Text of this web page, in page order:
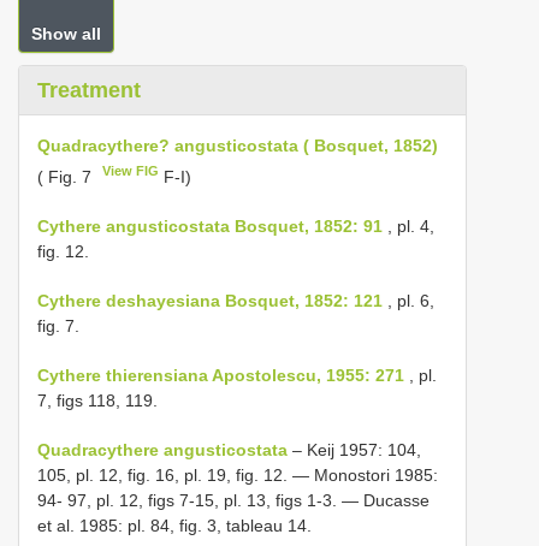
Show all
Treatment
Quadracythere? angusticostata ( Bosquet, 1852)
( Fig. 7
View FIG F-I)
Cythere angusticostata Bosquet, 1852: 91 , pl. 4,
fig. 12.
Cythere deshayesiana Bosquet, 1852: 121 , pl. 6,
fig. 7.
Cythere thierensiana Apostolescu, 1955: 271 , pl.
7, figs 118, 119.
Quadracythere angusticostata – Keij 1957: 104,
105, pl. 12, fig. 16, pl. 19, fig. 12. — Monostori 1985:
94- 97, pl. 12, figs 7-15, pl. 13, figs 1-3. — Ducasse
et al. 1985: pl. 84, fig. 3, tableau 14.